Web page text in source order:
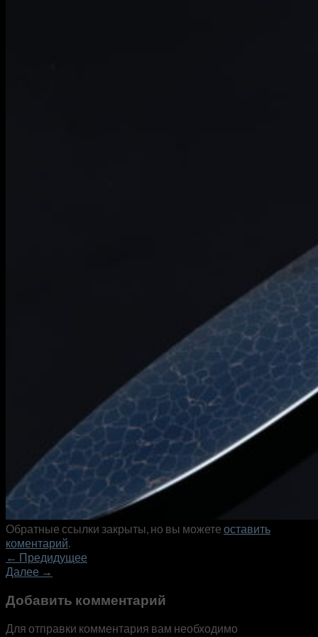
Обратные ссылки закрыты, но вы можете оставить
коментарий.
← Предидущее
Далее →
Добавить комментарий
Для отправки комментария вам необходимо